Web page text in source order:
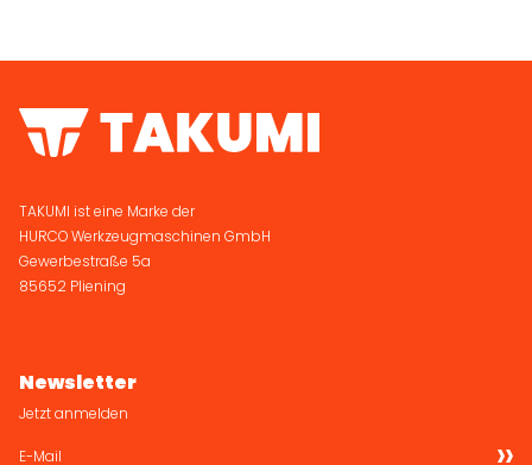
TAKUMI ist eine Marke der
HURCO Werkzeugmaschinen GmbH
Gewerbestraße 5a
85652 Pliening
Newsletter
Jetzt anmelden